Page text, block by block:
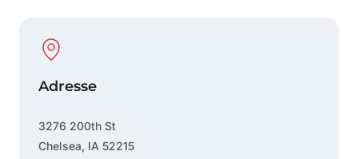
Physical Location
Adresse
3276 200th St
Chelsea, IA 52215